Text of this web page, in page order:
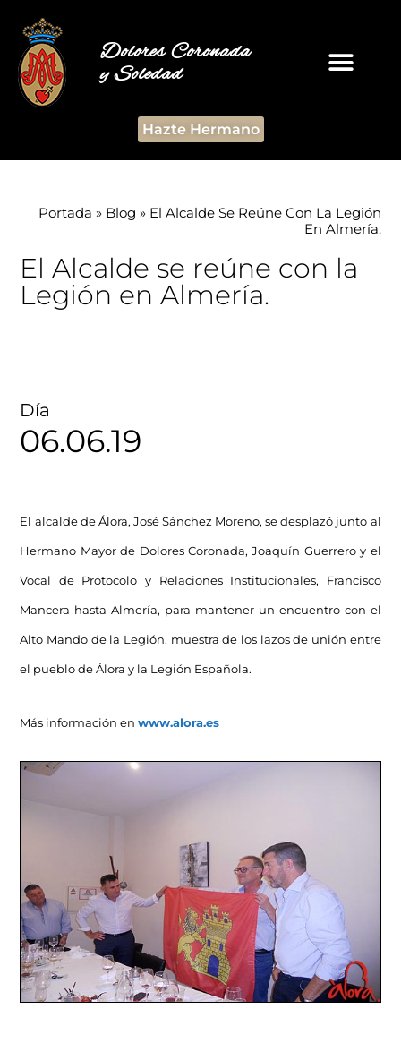
Dolores Coronada
y Soledad
Hazte Hermano
Portada » Blog » El Alcalde Se Reúne Con La Legión
En Almería.
El Alcalde se reúne con la
Legión en Almería.
Día
06.06.19
El alcalde de Álora, José Sánchez Moreno, se desplazó junto al
Hermano Mayor de Dolores Coronada, Joaquín Guerrero y el
Vocal de Protocolo y Relaciones Institucionales, Francisco
Mancera hasta Almería, para mantener un encuentro con el
Alto Mando de la Legión, muestra de los lazos de unión entre
el pueblo de Álora y la Legión Española.
Más información enwww.alora.es